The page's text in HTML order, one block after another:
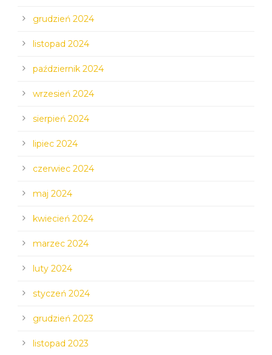
grudzień 2024
listopad 2024
październik 2024
wrzesień 2024
sierpień 2024
lipiec 2024
czerwiec 2024
maj 2024
kwiecień 2024
marzec 2024
luty 2024
styczeń 2024
grudzień 2023
listopad 2023